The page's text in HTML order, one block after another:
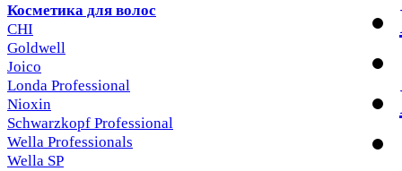
Косметика для волос
CHI
Goldwell
Joico
Londa Professional
Nioxin
Schwarzkopf Professional
Wella Professionals
Wella SP